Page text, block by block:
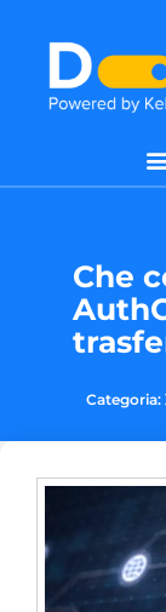
Che
Categoria: